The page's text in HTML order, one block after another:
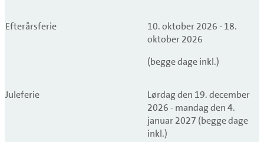
Efterårsferie
10. oktober 2026 - 18.
oktober 2026
(begge dage inkl.)
Juleferie
Lørdag den 19. december
2026 - mandag den 4.
januar 2027 (begge dage
inkl.)